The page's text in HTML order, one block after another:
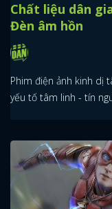
Chất liệu dân
Đèn âm hồn
Phim điện ảnh kinh dị
yếu tố tâm linh - tín